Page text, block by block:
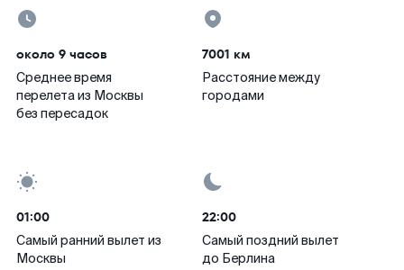
около 9 часов
Среднее время
перелета из Москвы
без пересадок
7001 км
Расстояние между
городами
01:00
Самый ранний вылет из
Москвы
22:00
Самый поздний вылет
до Берлина